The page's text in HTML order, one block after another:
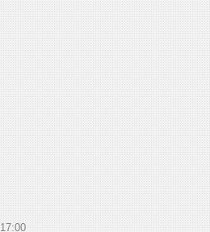
17:00